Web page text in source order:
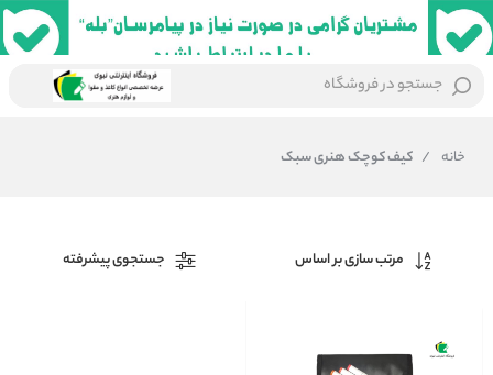
جستجو در فروشگاه
خانه / کیف کوچک هنری سبک
مرتب سازی بر اساس جستجوی پیشرفته